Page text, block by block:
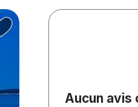
Aucun avis